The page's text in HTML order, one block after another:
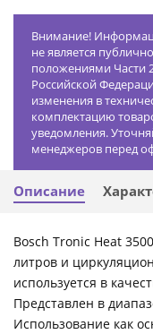
Внимание!
не является
положениями Части
Российской
изменения в
комплектацию
уведомления.
менеджеров перед
Описание
Bosch Tronic Heat
литров и
используется в
Представлен в
Использование как